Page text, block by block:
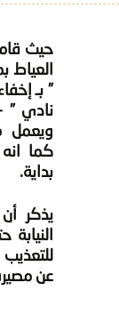
حيث
” بـ
ويعمل
كما
بداية.
يذكر
عن